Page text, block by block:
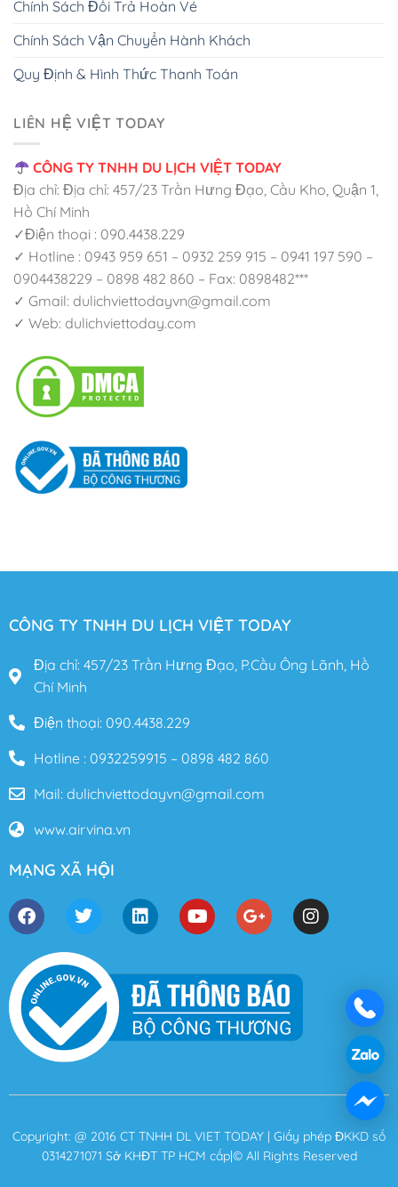
Chính Sách Đổi Trả Hoàn Vé
Chính Sách Vận Chuyển Hành Khách
Quy Định & Hình Thức Thanh Toán
LIÊN HỆ VIỆT TODAY
CÔNG TY TNHH DU LỊCH VIỆT TODAY
Địa chỉ: Địa chỉ: 457/23 Trần Hưng Đạo, Cầu Kho, Quận 1,
Hồ Chí Minh
✓Điện thoại : 090.4438.229
✓ Hotline : 0943 959 651 – 0932 259 915 – 0941 197 590 –
0904438229 – 0898 482 860 – Fax: 0898482***
✓ Gmail: dulichviettodayvn@gmail.com
✓ Web: dulichviettoday.com
CÔNG TY TNHH DU LỊCH VIỆT TODAY
Địa chỉ: 457/23 Trần Hưng Đạo, P.Cầu Ông Lãnh, Hồ
Chí Minh
Điện thoại: 090.4438.229
Hotline : 0932259915 – 0898 482 860
Mail: dulichviettodayvn@gmail.com
www.airvina.vn
MẠNG XÃ HỘI
Copyright: @ 2016 CT TNHH DL VIET TODAY | Giấy phép ĐKKD số
0314271071 Sở KHĐT TP HCM cấp|© All Rights Reserved